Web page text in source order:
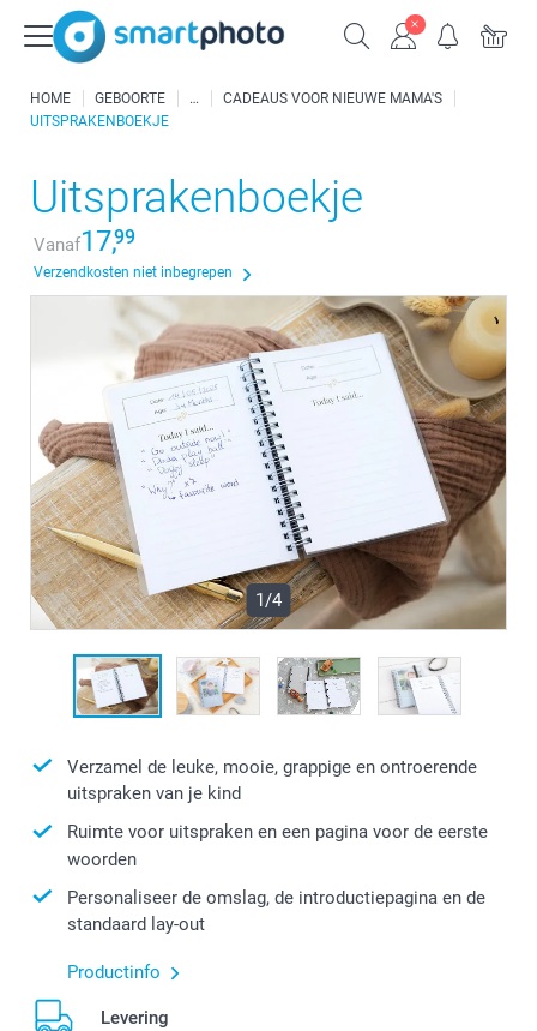
HOME GEBOORTE
CADEAUS VOOR NIEUWE MAMA'S
UITSPRAKENBOEKJE
Uitsprakenboekje
Vanaf17,99
Verzendkosten niet inbegrepen
1/4
Verzamel de leuke, mooie, grappige en ontroerende
uitspraken van je kind
Ruimte voor uitspraken en een pagina voor de eerste
woorden
Personaliseer de omslag, de introductiepagina en de
standaard lay-out
Productinfo
Levering